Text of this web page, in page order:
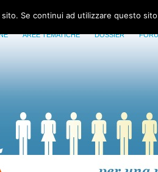
AREE TEMATICHE DOSSIER
Se continui ad utilizzare questo